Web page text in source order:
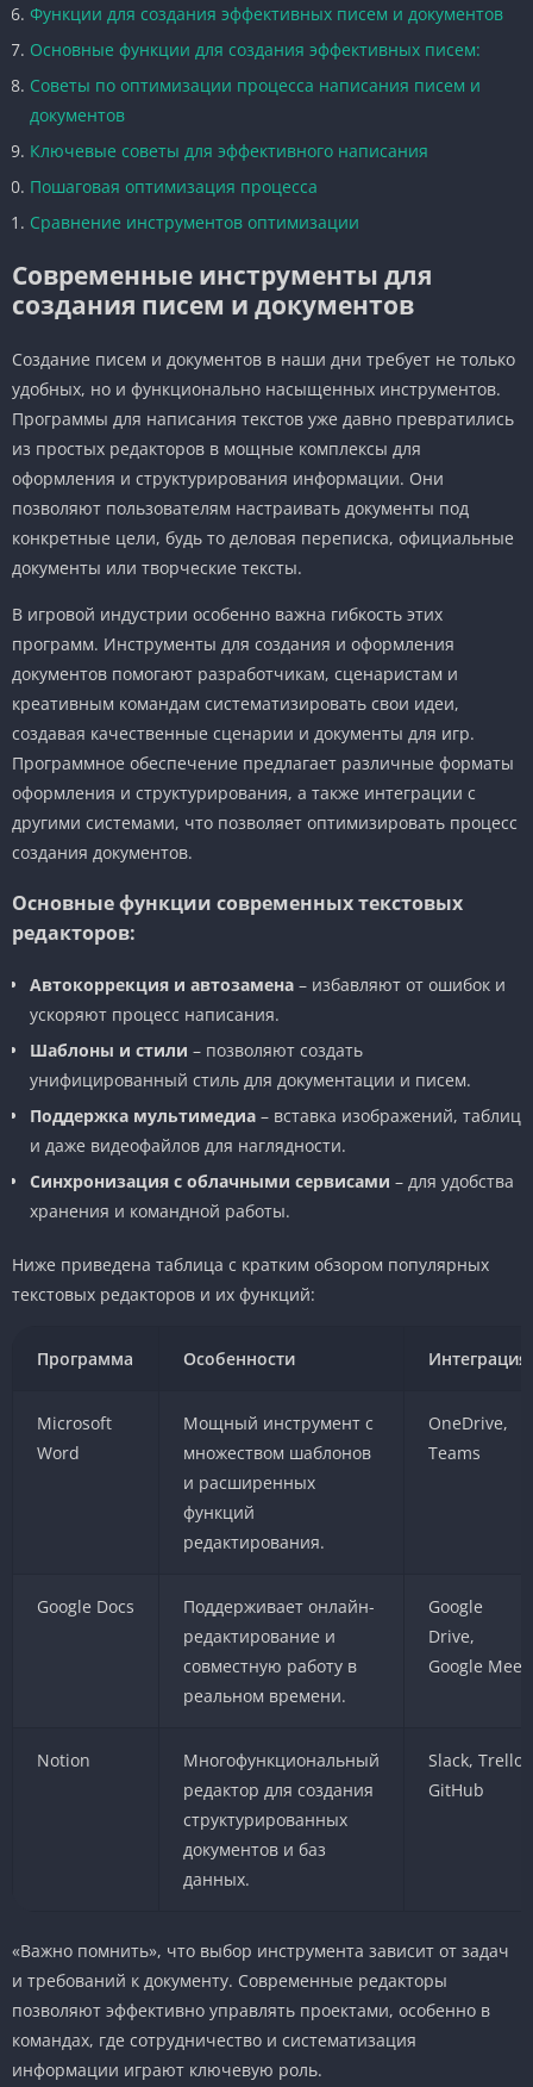
Функции для создания эффективных писем и документов
Основные функции для создания эффективных писем:
Советы по оптимизации процесса написания писем и
документов
Ключевые советы для эффективного написания
Пошаговая оптимизация процесса
Сравнение инструментов оптимизации
Современные инструменты для
создания писем и документов
Создание писем и документов в наши дни требует не только
удобных, но и функционально насыщенных инструментов.
Программы для написания текстов уже давно превратились
из простых редакторов в мощные комплексы для
оформления и структурирования информации. Они
позволяют пользователям настраивать документы под
конкретные цели, будь то деловая переписка, официальные
документы или творческие тексты.
В игровой индустрии особенно важна гибкость этих
программ. Инструменты для создания и оформления
документов помогают разработчикам, сценаристам и
креативным командам систематизировать свои идеи,
создавая качественные сценарии и документы для игр.
Программное обеспечение предлагает различные форматы
оформления и структурирования, а также интеграции с
другими системами, что позволяет оптимизировать процесс
создания документов.
Основные функции современных текстовых
редакторов:
Автокоррекция и автозамена – избавляют от ошибок и
ускоряют процесс написания.
Шаблоны и стили – позволяют создать
унифицированный стиль для документации и писем.
Поддержка мультимедиа – вставка изображений, таблиц
и даже видеофайлов для наглядности.
Синхронизация с облачными сервисами – для удобства
хранения и командной работы.
Ниже приведена таблица с кратким обзором популярных
текстовых редакторов и их функций:
Программа Особенности Интеграция
Microsoft
Word
Мощный инструмент с
множеством шаблонов
и расширенных
функций
редактирования.
OneDrive,
Teams
Google Docs
Поддерживает онлайн-
редактирование и
совместную работу в
реальном времени.
Google
Drive,
Google Meet
Notion
Многофункциональный
редактор для создания
структурированных
документов и баз
данных.
Slack, Trello,
GitHub
«Важно помнить», что выбор инструмента зависит от задач
и требований к документу. Современные редакторы
позволяют эффективно управлять проектами, особенно в
командах, где сотрудничество и систематизация
информации играют ключевую роль.